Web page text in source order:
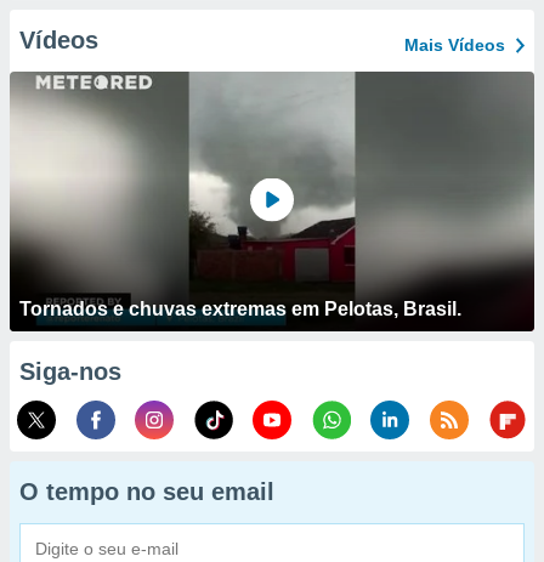
Vídeos Mais Vídeos
Tornados e chuvas extremas em Pelotas, Brasil.
Siga-nos
O tempo no seu email